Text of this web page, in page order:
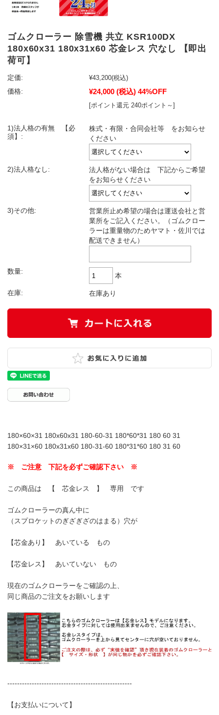
ゴムクローラー 除雪機 共立 KSR100DX
180x60x31 180x31x60 芯金レス 穴なし 【即出
荷可】
定価: ¥43,200(税込)
価格:
¥24,000 (税込) 44%OFF
[ポイント還元 240ポイント～]
1)法人格の有無 【必
須】:
株式・有限・合同会社等 をお知らせ
ください
2)法人格なし:
法人格がない場合は 下記からご希望
をお知らせください
3)その他:
営業所止め希望の場合は運送会社と営
業所をご記入ください。（ゴムクロー
ラーは重量物のためヤマト・佐川では
配送できません）
数量:
本
在庫: 在庫あり
180×60×31 180x60x31 180-60-31 180*60*31 180 60 31
180×31×60 180x31x60 180-31-60 180*31*60 180 31 60
※ ご注意 下記を必ずご確認下さい ※
この商品は 【 芯金レス 】 専用 です
ゴムクローラーの真ん中に
（スプロケットのぎざぎざのはまる）穴が
【芯金あり】 あいている もの
【芯金レス】 あいていない もの
現在のゴムクローラーをご確認の上、
同じ商品のご注文をお願いします
---------------------------------------------------
【お支払いについて】